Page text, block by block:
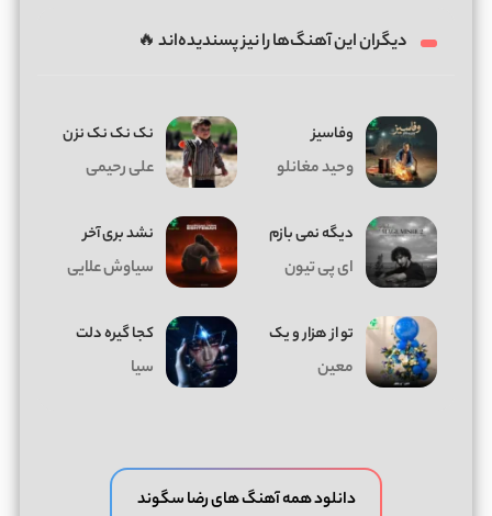
دیگران این آهنگ‌ها را نیز پسندیده‌اند 🔥
وفاسیز
وحید مغانلو
نک نک نک نزن
علی رحیمی
دیگه نمی بازم
ای پی تیون
نشد بری آخر
سیاوش علایی
تو از هزار و یک
معین
کجا گیره دلت
سیا
دانلود همه آهنگ های رضا سگوند